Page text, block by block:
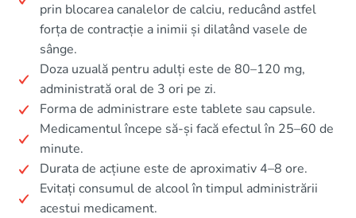
prin blocarea canalelor de calciu, reducând astfel
forța de contracție a inimii și dilatând vasele de
sânge.
Doza uzuală pentru adulți este de 80–120 mg,
administrată oral de 3 ori pe zi.
Forma de administrare este tablete sau capsule.
Medicamentul începe să-și facă efectul în 25–60 de
minute.
Durata de acțiune este de aproximativ 4–8 ore.
Evitați consumul de alcool în timpul administrării
acestui medicament.